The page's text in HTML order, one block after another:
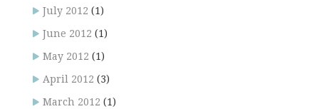
July 2012 (1)
June 2012 (1)
May 2012 (1)
April 2012 (3)
March 2012 (1)